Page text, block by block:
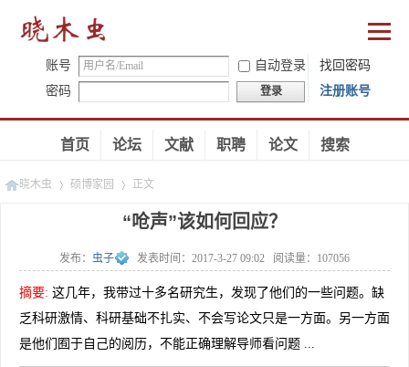
账号 自动登录
找回密码
密码
登录 注册账号
首页 论坛 文献 职聘 论文 搜索
晓木虫 硕博家园
»
正文
“呛声”该如何回应？
发布： 虫子 发表时间： 2017-3-27 09:02 阅读量： 107056
摘要: 这几年，我带过十多名研究生，发现了他们的一些问题。缺
乏科研激情、科研基础不扎实、不会写论文只是一方面。另一方面
是他们囿于自己的阅历，不能正确理解导师看问题 ...